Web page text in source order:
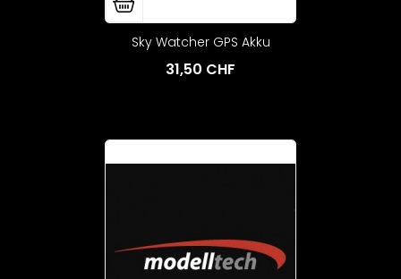
Sky Watcher GPS Akku
31,50 CHF